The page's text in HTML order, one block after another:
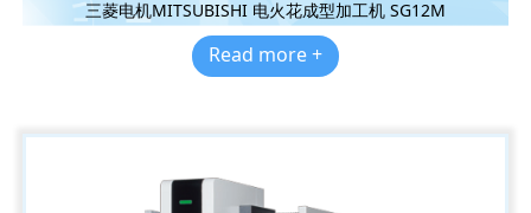
三菱电机MITSUBISHI 电火花成型加工机 SG12M
Read more +